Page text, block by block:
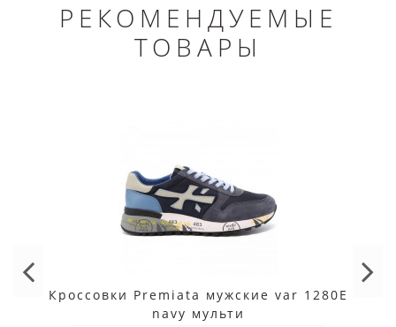
РЕКОМЕНДУЕМЫЕ
ТОВАРЫ
Кроссовки Premiata мужские var 1280E
navy мульти